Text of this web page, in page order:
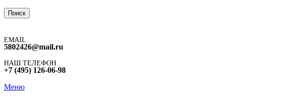
Поиск
EMAIL
5802426@mail.ru
НАШ ТЕЛЕФОН
+7 (495) 126-06-98
Меню